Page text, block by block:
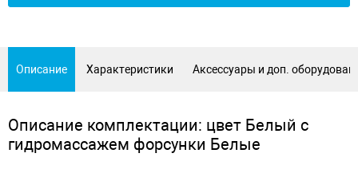
Описание Характеристики Аксессуары и доп.
Описание комплектации: цвет Белый с
гидромассажем форсунки Белые